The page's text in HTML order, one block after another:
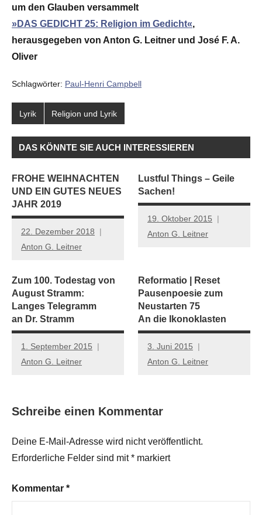
um den Glauben versammelt
»DAS GEDICHT 25: Religion im Gedicht«,
herausgegeben von Anton G. Leitner und José F. A.
Oliver
Schlagwörter: Paul-Henri Campbell
Lyrik Religion und Lyrik
DAS KÖNNTE SIE AUCH INTERESSIEREN
FROHE WEIHNACHTEN
UND EIN GUTES NEUES
JAHR 2019
22. Dezember 2018
Anton G. Leitner
Lustful Things – Geile
Sachen!
19. Oktober 2015
Anton G. Leitner
Zum 100. Todestag von
August Stramm:
Langes Telegramm
an Dr. Stramm
1. September 2015
Anton G. Leitner
Reformatio | Reset
Pausenpoesie zum
Neustarten 75
An die Ikonoklasten
3. Juni 2015
Anton G. Leitner
Schreibe einen Kommentar
Deine E-Mail-Adresse wird nicht veröffentlicht.
Erforderliche Felder sind mit* markiert
Kommentar *